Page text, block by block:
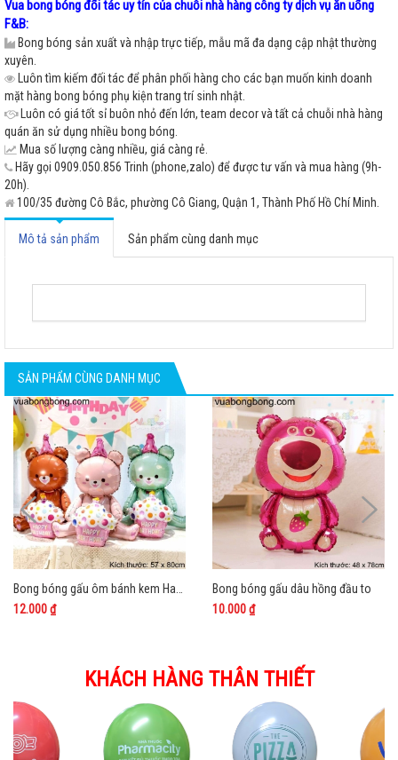
Vua bong bóng đối tác uy tín của chuỗi nhà hàng công ty dịch vụ ăn uống
F&B:
Bong bóng sản xuất và nhập trực tiếp, mẫu mã đa dạng cập nhật thường
xuyên.
Luôn tìm kiếm đối tác để phân phối hàng cho các bạn muốn kinh doanh
mặt hàng bong bóng phụ kiện trang trí sinh nhật.
Luôn có giá tốt sỉ buôn nhỏ đến lớn, team decor và tất cả chuỗi nhà hàng
quán ăn sử dụng nhiều bong bóng.
Mua số lượng càng nhiều, giá càng rẻ.
Hãy gọi 0909.050.856 Trinh (phone,zalo) để được tư vấn và mua hàng (9h-
20h).
100/35 đường Cô Bắc, phường Cô Giang, Quận 1, Thành Phố Hồ Chí Minh.
Mô tả sản phẩm Sản phẩm cùng danh mục
SẢN PHẨM CÙNG DANH MỤC
12.000 ₫
Bong bóng gấu dâu hồng đầu to
10.000 ₫
KHÁCH HÀNG THÂN THIẾT